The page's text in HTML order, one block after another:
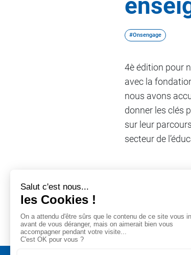
#Onsengage
4è édition pour
avec la
nous avons
donner les clés
sur leur
secteur de
#Onsengage